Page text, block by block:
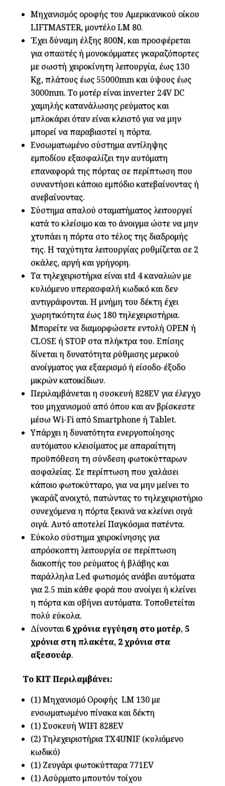
Μηχανισμός οροφής του Αμερικανικού οίκου
LIFTMASTER, μοντέλο LM 80.
Έχει δύναμη έλξης 800Ν, και προσφέρεται
για σπαστές ή μονοκόμματες γκαραζόπορτες
με σωστή χειροκίνητη λειτουργία, έως 130
Kg, πλάτους έως 55000mm και ύψους έως
3000mm. Το μοτέρ είναι inverter 24V DC
χαμηλής κατανάλωσης ρεύματος και
μπλοκάρει όταν είναι κλειστό για να μην
μπορεί να παραβιαστεί η πόρτα.
Ενσωματωμένο σύστημα αντίληψης
εμποδίου εξασφαλίζει την αυτόματη
επαναφορά της πόρτας σε περίπτωση που
συναντήσει κάποιο εμπόδιο κατεβαίνοντας ή
ανεβαίνοντας.
Σύστημα απαλού σταματήματος λειτουργεί
κατά το κλείσιμο και το άνοιγμα ώστε να μην
χτυπάει η πόρτα στο τέλος της διαδρομής
της. Η ταχύτητα λειτουργίας ρυθμίζεται σε 2
σκάλες, αργή και γρήγορη.
Τα τηλεχειριστήρια είναι std 4 καναλιών με
κυλιόμενο υπερασφαλή κωδικό και δεν
αντιγράφονται. Η μνήμη του δέκτη έχει
χωρητικότητα έως 180 τηλεχειριστήρια.
Μπορείτε να διαμορφώσετε εντολή OPEN ή
CLOSE ή STOP στα πλήκτρα του. Επίσης
δίνεται η δυνατότητα ρύθμισης μερικού
ανοίγματος για εξαερισμό ή είσοδο-έξοδο
μικρών κατοικίδιων.
Περιλαμβάνεται η συσκευή 828EV για έλεγχο
του μηχανισμού από όπου και αν βρίσκεστε
μέσω Wi-Fi από Smartphone ή Tablet.
Υπάρχει η δυνατότητα ενεργοποίησης
αυτόματου κλεισίματος με απαραίτητη
προϋπόθεση τη σύνδεση φωτοκύτταρων
ασφαλείας. Σε περίπτωση που χαλάσει
κάποιο φωτοκύτταρο, για να μην μείνει το
γκαράζ ανοιχτό, πατώντας το τηλεχειριστήριο
συνεχόμενα η πόρτα ξεκινά να κλείνει σιγά
σιγά. Αυτό αποτελεί Παγκόσμια πατέντα.
Εύκολο σύστημα χειροκίνησης για
απρόσκοπτη λειτουργία σε περίπτωση
διακοπής του ρεύματος ή βλάβης και
παράλληλα Led φωτισμός ανάβει αυτόματα
για 2.5 min κάθε φορά που ανοίγει ή κλείνει
η πόρτα και σβήνει αυτόματα. Τοποθετείται
πολύ εύκολα.
Δίνονται6 χρόνια εγγύηση στο μοτέρ, 5
χρόνια στη πλακέτα, 2 χρόνια στα
αξεσουάρ.
Το ΚΙΤ Περιλαμβάνει:
(1) Μηχανισμό Οροφής LM 130 με
ενσωματωμένο πίνακα και δέκτη
(1) Συσκευή WIFI 828EV
(2) Τηλεχειριστήρια TX4UNIF (κυλιόμενο
κωδικό)
(1) Ζευγάρι φωτοκύτταρα 771EV
(1) Ασύρματο μπουτόν τοίχου